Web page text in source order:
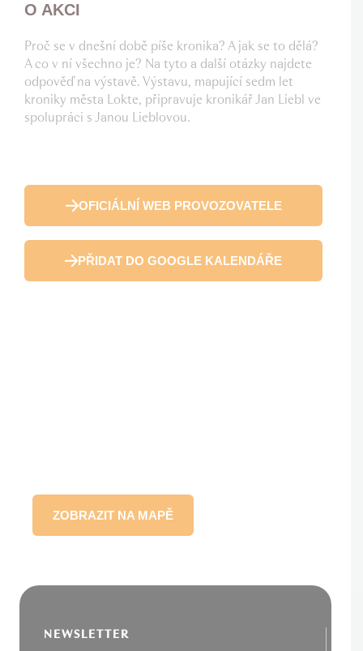
ZOBRAZIT NA MAPĚ
O AKCI
Proč se v dnešní době píše kronika? A jak se to dělá?
A co v ní všechno je? Na tyto a další otázky najdete
odpověď na výstavě. Výstavu, mapující sedm let
kroniky města Lokte, připravuje kronikář Jan Liebl ve
spolupráci s Janou Lieblovou.
OFICIÁLNÍ WEB PROVOZOVATELE
PŘIDAT DO GOOGLE KALENDÁŘE
NEWSLETTER